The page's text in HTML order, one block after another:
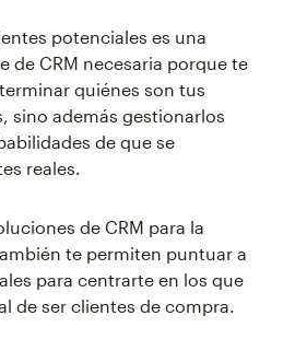
potenciales es una
de CRM necesaria porque te
quiénes son tus
sino además gestionarlos
de que se
reales.
de CRM para la
te permiten puntuar a
para centrarte en los que
de ser clientes de compra.